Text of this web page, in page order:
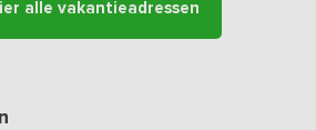
midgetgolf en air-trampoline. Tijdens
is het buitenzwembad (met
kunnen optioneel worden
alle vakantieadressen